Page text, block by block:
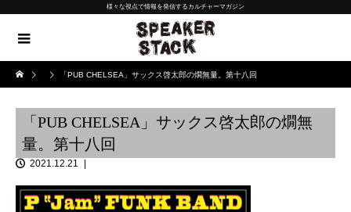
様々な視点で情報を発信するカルチャーマガジン
「PUB CHELSEA」サックス啓太郎の燗無量。第十八回
「PUB CHELSEA」サックス啓太郎の燗無
量。第十八回
2021.12.21